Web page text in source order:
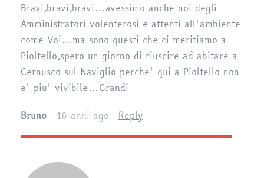
Bravi,bravi,bravi…avessimo anche noi degli
Amministratori volenterosi e attenti all'ambiente
come Voi…ma sono questi che ci meritiamo a
Pioltello,spero un giorno di riuscire ad abitare a
Cernusco sul Naviglio perche' qui a Pioltello non
e' piu' vivibile…Grandi
Bruno
16 anni ago Reply